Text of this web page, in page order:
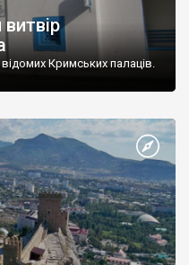
Кримських палаців.